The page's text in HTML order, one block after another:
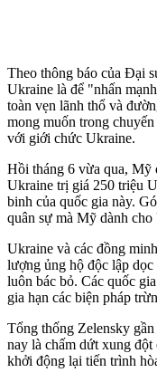
Theo thông báo của Đại
Ukraine là để "nhấn
toàn vẹn lãnh thổ và
mong muốn trong
với giới chức Ukraine.
Hồi tháng 6 vừa qua, Mỹ
Ukraine trị giá 250 triệu
binh của quốc gia này.
quân sự mà Mỹ dành
Ukraine và các đồng
lượng ủng hộ độc lập
luôn bác bỏ. Các quốc
gia hạn các biện pháp
Tổng thống Zelensky
nay là chấm dứt xung
khởi động lại tiến trình